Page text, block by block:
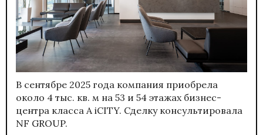
В сентябре 2025 года компания приобрела
около 4 тыс. кв. м на 53 и 54 этажах бизнес-
центра класса А iCITY. Сделку консультировала
NF GROUP.